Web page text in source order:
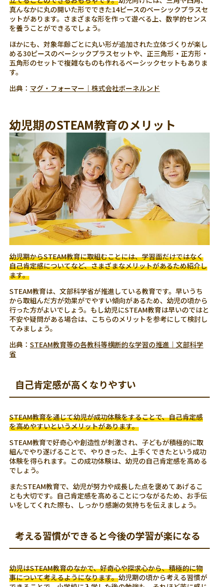
真んなかに丸の開いた形でできた14ピースのベーシックプラスセ
ットがあります。さまざまな形を作って遊べる上、数学的センス
を養うことができるでしょう。
ほかにも、対象年齢ごとに丸い形が追加された立体づくりが楽し
める30ピースのベーシックプラスセットや、正三角形・正方形・
五角形のセットで複雑なものも作れるベーシックセットもありま
す。
出典： マグ・フォーマー｜株式会社ボーネルンド
幼児期のSTEAM教育のメリット
幼児期からSTEAM教育に取組むことには、学習面だけではなく
自己肯定感についてなど、さまざまなメリットがあるため紹介し
ます。
STEAM教育は、文部科学省が推進している教育です。早いうち
から取組んだ方が効果がでやすい傾向があるため、幼児の頃から
行った方がよいでしょう。もし幼児にSTEAM教育は早いのではと
不安や疑問がある場合は、こちらのメリットを参考にして検討し
てみましょう。
出典：STEAM教育等の各教科等横断的な学習の推進｜文部科学
省
自己肯定感が高くなりやすい
STEAM教育を通じて幼児が成功体験をすることで、自己肯定感
を高めやすいというメリットがあります。
STEAM教育で好奇心や創造性が刺激され、子どもが積極的に取
組んでやり遂げることで、やりきった、上手くできたという成功
体験を得られます。この成功体験は、幼児の自己肯定感を高める
でしょう。
またSTEAM教育で、幼児が努力や成長した点を褒めてあげるこ
とも大切です。自己肯定感を高めることにつながるため、お手伝
いをしてくれた際も、しっかり感謝の気持ちを伝えましょう。
考える習慣ができると今後の学習が楽になる
幼児はSTEAM教育のなかで、好奇心や探求心から、積極的に物
事について考えるようになります。幼児期の頃から考える習慣が